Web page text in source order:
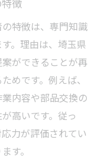
徴
特徴は、専門知識
。理由は、埼玉県
ができることが再
めです。例えば、
内容や部品交換の
高いです。従っ
力が評価されてい
す。